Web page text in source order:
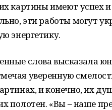
картины имеют успех
эти работы могут
энергетику.
слова высказала
уверенную
и конечно, их
полотен. «Вы – наше